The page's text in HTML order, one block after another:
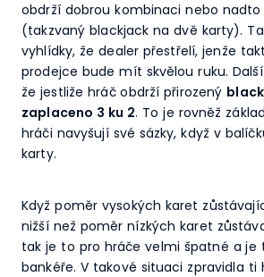
obdrží dobrou kombinaci nebo
(takzvaný blackjack na dvě karty).
vyhlídky, že dealer přestřelí, jenže
prodejce bude mít skvělou ruku.
že jestliže hráč obdrží přirozený
zaplaceno 3 ku 2. To je rovněž
hráči navyšují své sázky, když v
karty.
Když poměr vysokých karet
nižší než poměr nízkých karet
tak je to pro hráče velmi špatné a je
bankéře. V takové situaci zpravidla